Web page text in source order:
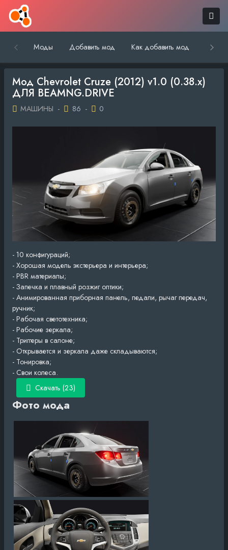
Моды Добавить мод Как добавить мод
Мод Chevrolet Cruze (2012) v1.0 (0.38.x)
ДЛЯ BEAMNG.DRIVE
МАШИНЫ - 86 - 0
- 10 конфигураций;
- Хорошая модель экстерьера и интерьера;
- PBR материалы;
- Запечка и плавный розжиг оптики;
- Анимированная приборная панель, педали, рычаг передач,
ручник;
- Рабочая светотехника;
- Рабочие зеркала;
- Триггеры в салоне;
- Открывается и зеркала даже складываются;
- Тонировка;
- Свои колеса.
Скачать (23)
Фото мода